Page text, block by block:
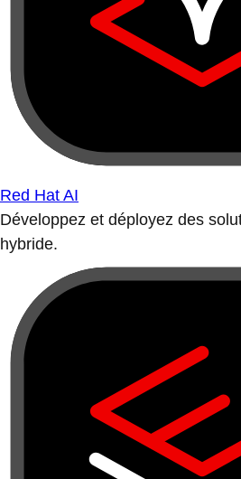
Red Hat AI
Développez et déployez des
hybride.